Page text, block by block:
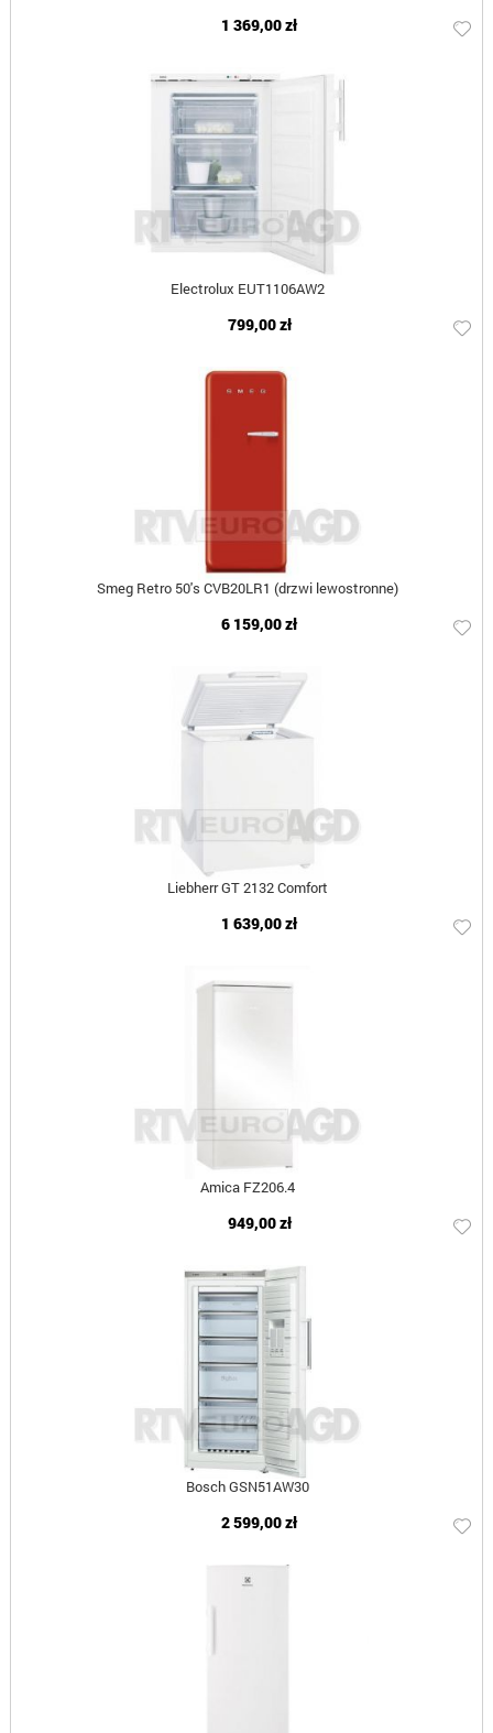
1 369,00 zł
Electrolux EUT1106AW2
799,00 zł
Smeg Retro 50's CVB20LR1 (drzwi lewostronne)
6 159,00 zł
Liebherr GT 2132 Comfort
1 639,00 zł
Amica FZ206.4
949,00 zł
Bosch GSN51AW30
2 599,00 zł